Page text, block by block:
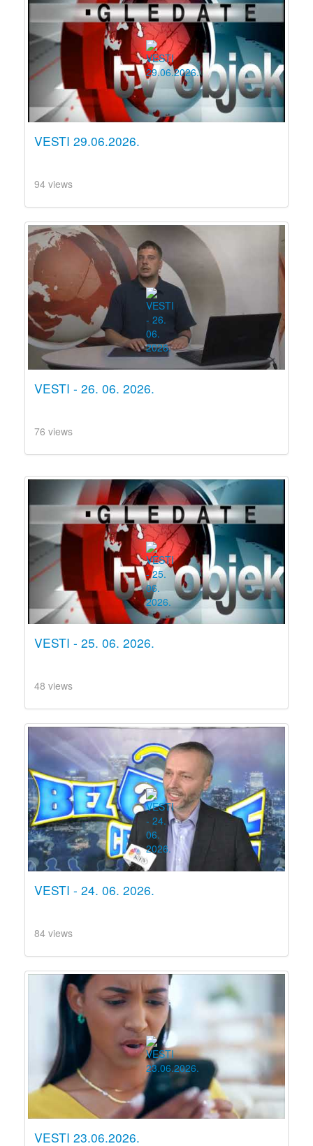
VESTI 29.06.2026.
94 views
VESTI - 26. 06. 2026.
76 views
VESTI - 25. 06. 2026.
48 views
VESTI - 24. 06. 2026.
84 views
VESTI 23.06.2026.